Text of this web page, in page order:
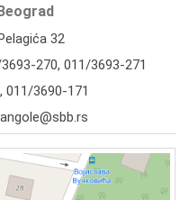
32
270, 011/3693-271
011/3690-171